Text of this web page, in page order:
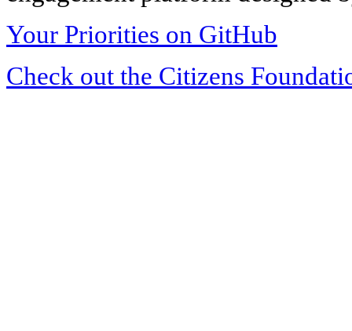
Your Priorities on GitHub
Check out the Citizens